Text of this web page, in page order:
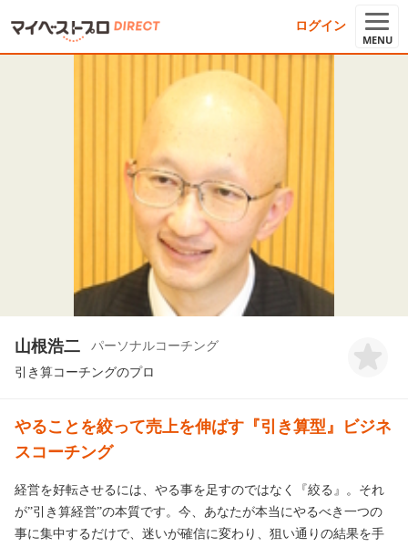
ログイン
MENU
山根浩二
パーソナルコーチング
引き算コーチングのプロ
やることを絞って売上を伸ばす『引き算型』ビジネ
スコーチング
経営を好転させるには、やる事を足すのではなく『絞る』。それ
が”引き算経営”の本質です。今、あなたが本当にやるべき一つの
事に集中するだけで、迷いが確信に変わり、狙い通りの結果を手